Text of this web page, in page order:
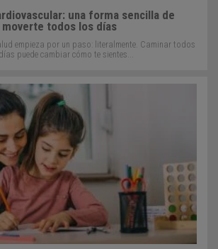
una forma sencilla de
moverte todos los días
empieza por un paso: literalmente. Caminar todos
puede cambiar cómo te sientes...